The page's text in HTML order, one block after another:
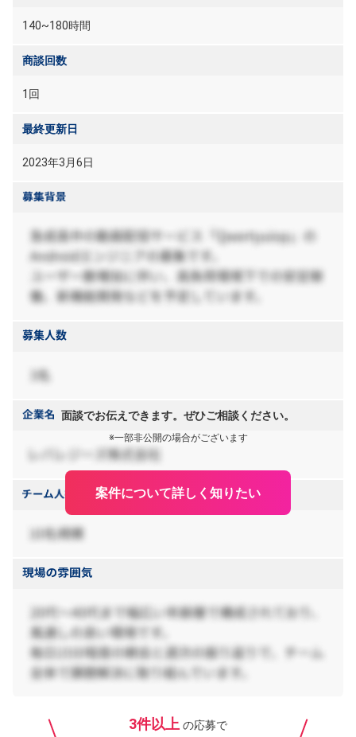
140~180時間
商談回数
1回
最終更新日
2023年3月6日
面談でお伝えできます。ぜひご相談ください。
※一部非公開の場合がございます
案件について詳しく知りたい
3件以上 の応募で